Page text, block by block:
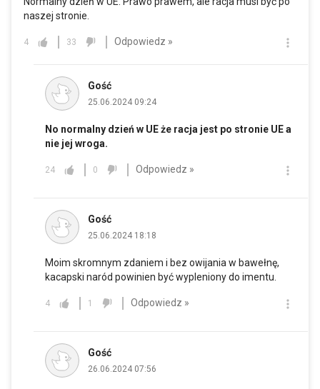
naszej stronie.
4 33 Odpowiedz »
Gość
25.06.2024 09:24
No normalny dzień w UE że racja jest po stronie UE a
nie jej wroga.
24 0 Odpowiedz »
Gość
25.06.2024 18:18
Moim skromnym zdaniem i bez owijania w bawełnę,
kacapski naród powinien być wypleniony do imentu.
4 1 Odpowiedz »
Gość
26.06.2024 07:56